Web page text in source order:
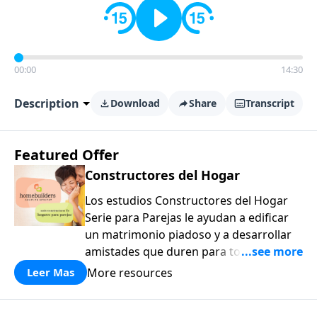
00:00 14:30
Description Download Share Transcript
Featured Offer
Constructores del Hogar
Los estudios Constructores del Hogar
Serie para Parejas le ayudan a edificar
un matrimonio piadoso y a desarrollar
amistades que duren para toda la vida.
¡Únase a uno de los estudios de grupos
a casa los principios de la Palabra de
Leer Mas More resources